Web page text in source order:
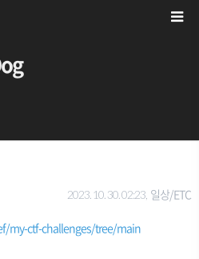
2023. 10. 30. 02:23, 일상/ETC
my-ctf-challenges/tree/main